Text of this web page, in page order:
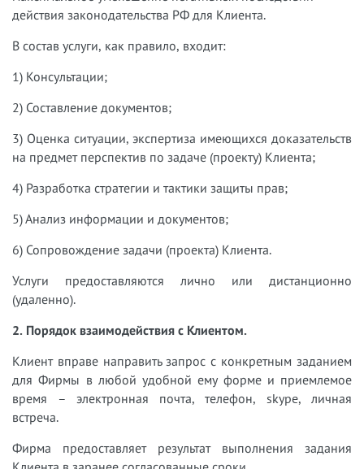
действия законодательства РФ для Клиента.
В состав услуги, как правило, входит:
1) Консультации;
2) Составление документов;
3) Оценка ситуации, экспертиза имеющихся доказательств
на предмет перспектив по задаче (проекту) Клиента;
4) Разработка стратегии и тактики защиты прав;
5) Анализ информации и документов;
6) Сопровождение задачи (проекта) Клиента.
Услуги предоставляются лично или дистанционно
(удаленно).
2. Порядок взаимодействия с Клиентом.
Клиент вправе направить запрос с конкретным заданием
для Фирмы в любой удобной ему форме и приемлемое
время – электронная почта, телефон, skype, личная
встреча.
Фирма предоставляет результат выполнения задания